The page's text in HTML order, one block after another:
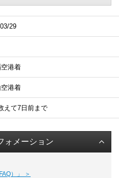
29
港着
港着
えて7日前まで
ォメーション
）」 ＞